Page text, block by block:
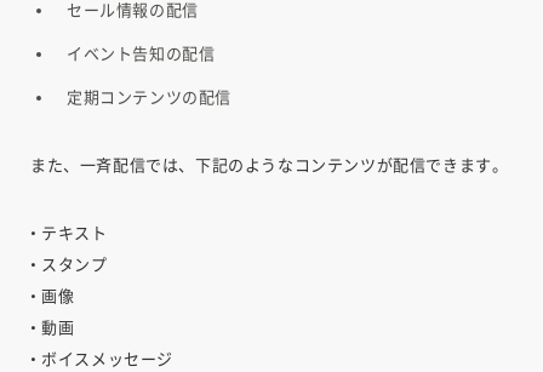
セール情報の配信
イベント告知の配信
定期コンテンツの配信
また、一斉配信では、下記のようなコンテンツが配信できます。
• テキスト
• スタンプ
• 画像
• 動画
• ボイスメッセージ